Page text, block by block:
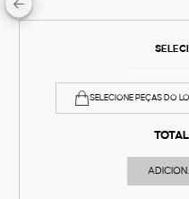
SELECIONE PEÇAS DO